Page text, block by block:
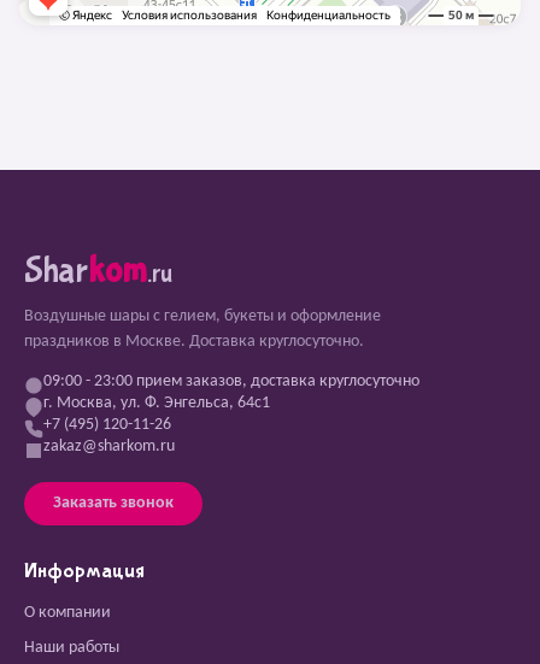
Sharkom.ru
Воздушные шары с гелием, букеты и оформление
праздников в Москве. Доставка круглосуточно.
09:00 - 23:00 прием заказов, доставка круглосуточно
г. Москва, ул. Ф. Энгельса, 64с1
+7 (495) 120-11-26
zakaz@sharkom.ru
Заказать звонок
Информация
О компании
Наши работы